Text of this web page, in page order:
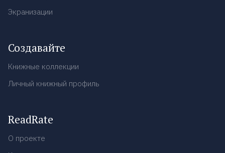
Экранизации
Создавайте
Книжные коллекции
Личный книжный профиль
ReadRate
О проекте